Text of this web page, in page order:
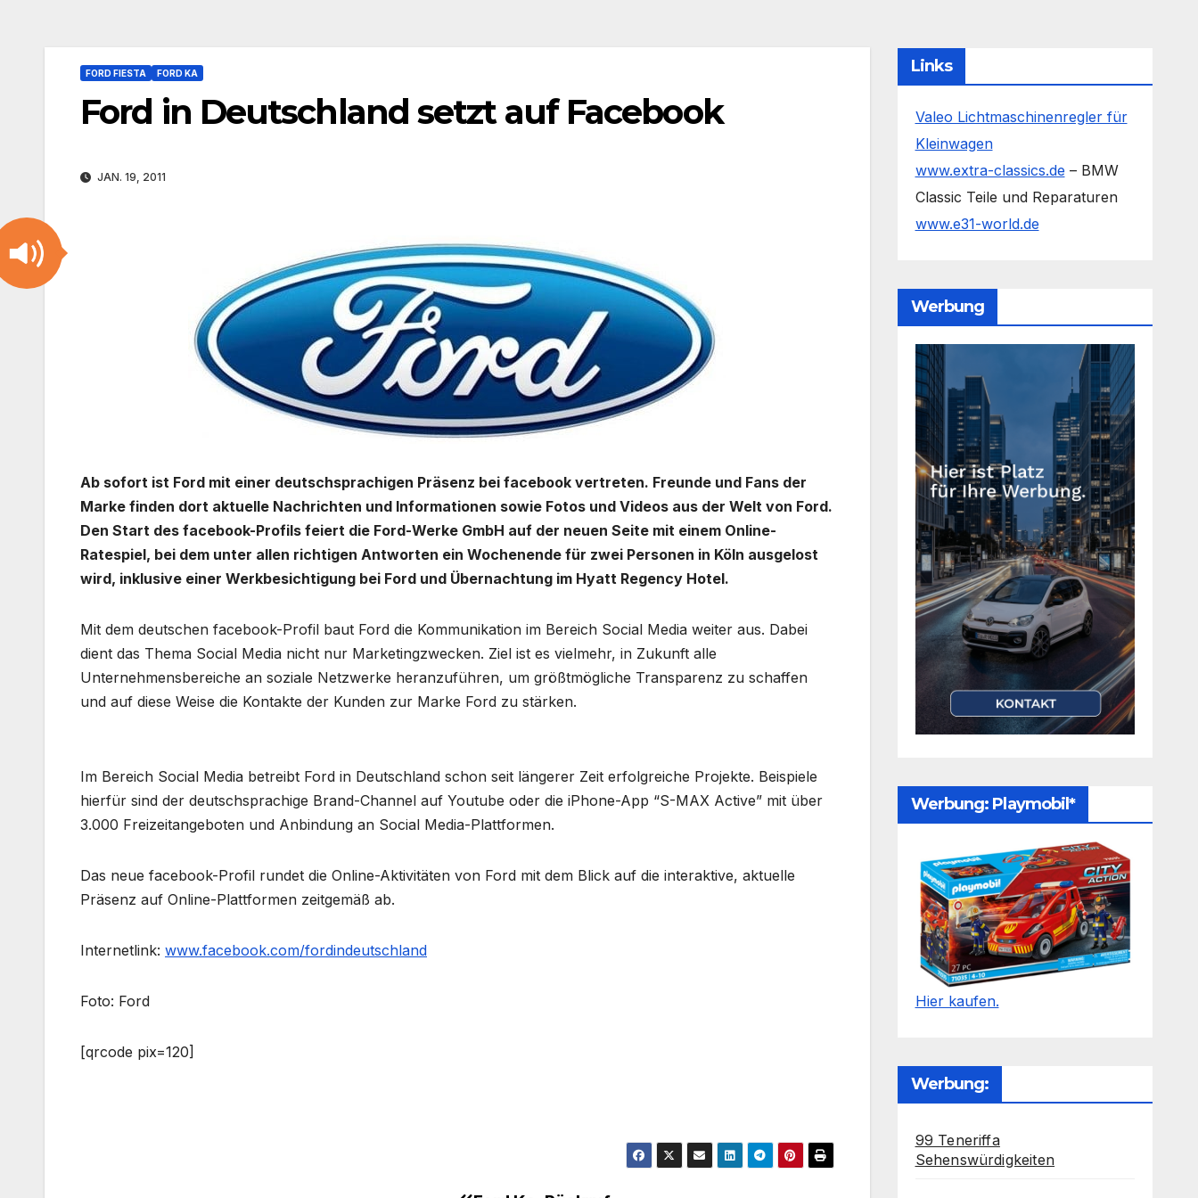
FORD FIESTA FORD KA
Ford in Deutschland setzt auf Facebook
JAN. 19, 2011
Ab sofort ist Ford mit einer deutschsprachigen Präsenz bei facebook vertreten. Freunde und Fans der
Marke finden dort aktuelle Nachrichten und Informationen sowie Fotos und Videos aus der Welt von Ford.
Den Start des facebook-Profils feiert die Ford-Werke GmbH auf der neuen Seite mit einem Online-
Ratespiel, bei dem unter allen richtigen Antworten ein Wochenende für zwei Personen in Köln ausgelost
wird, inklusive einer Werkbesichtigung bei Ford und Übernachtung im Hyatt Regency Hotel.
Mit dem deutschen facebook-Profil baut Ford die Kommunikation im Bereich Social Media weiter aus. Dabei
dient das Thema Social Media nicht nur Marketingzwecken. Ziel ist es vielmehr, in Zukunft alle
Unternehmensbereiche an soziale Netzwerke heranzuführen, um größtmögliche Transparenz zu schaffen
und auf diese Weise die Kontakte der Kunden zur Marke Ford zu stärken.
Im Bereich Social Media betreibt Ford in Deutschland schon seit längerer Zeit erfolgreiche Projekte. Beispiele
hierfür sind der deutschsprachige Brand-Channel auf Youtube oder die iPhone-App “S-MAX Active” mit über
3.000 Freizeitangeboten und Anbindung an Social Media-Plattformen.
Das neue facebook-Profil rundet die Online-Aktivitäten von Ford mit dem Blick auf die interaktive, aktuelle
Präsenz auf Online-Plattformen zeitgemäß ab.
Internetlink: www.facebook.com/fordindeutschland
Foto: Ford
[qrcode pix=120]
Links
Valeo Lichtmaschinenregler für
Kleinwagen
www.extra-classics.de – BMW
Classic Teile und Reparaturen
www.e31-world.de
Werbung
Werbung: Playmobil*
Hier kaufen.
Werbung:
99 Teneriffa
Sehenswürdigkeiten